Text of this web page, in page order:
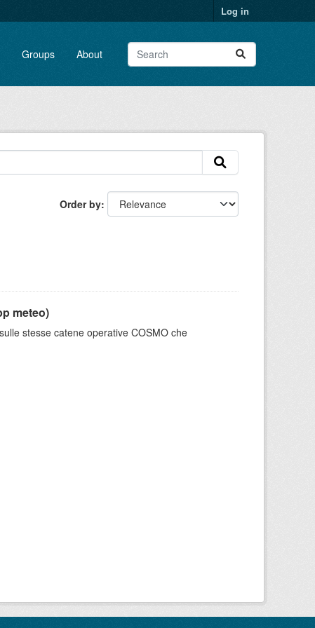
Log in
Groups About
Order by
meteo)
stesse catene operative COSMO che